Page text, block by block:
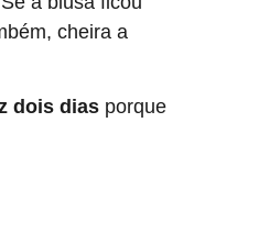
cheira a
dois dias porque